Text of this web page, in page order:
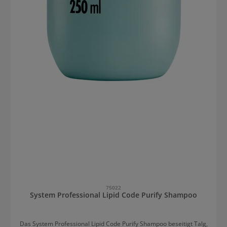
75022
System Professional Lipid Code Purify Shampoo
Das System Professional Lipid Code Purify Shampoo beseitigt Talg,